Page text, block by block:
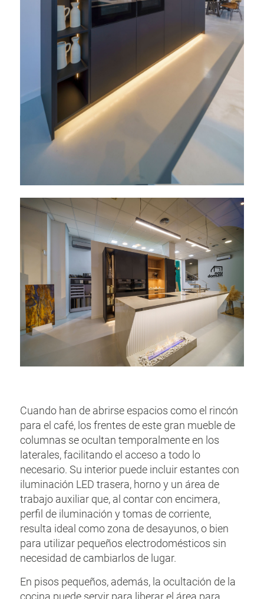
Cuando han de abrirse espacios como el rincón
para el café, los frentes de este gran mueble de
columnas se ocultan temporalmente en los
laterales, facilitando el acceso a todo lo
necesario. Su interior puede incluir estantes con
iluminación LED trasera, horno y un área de
trabajo auxiliar que, al contar con encimera,
perfil de iluminación y tomas de corriente,
resulta ideal como zona de desayunos, o bien
para utilizar pequeños electrodomésticos sin
necesidad de cambiarlos de lugar.
En pisos pequeños, además, la ocultación de la
cocina puede servir para liberar el área para